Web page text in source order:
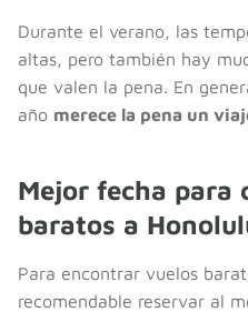
Durante el verano, las
altas, pero también hay
que valen la pena. En
año merece la pena un
Mejor fecha para
baratos a
Para encontrar vuelos
recomendable reservar al